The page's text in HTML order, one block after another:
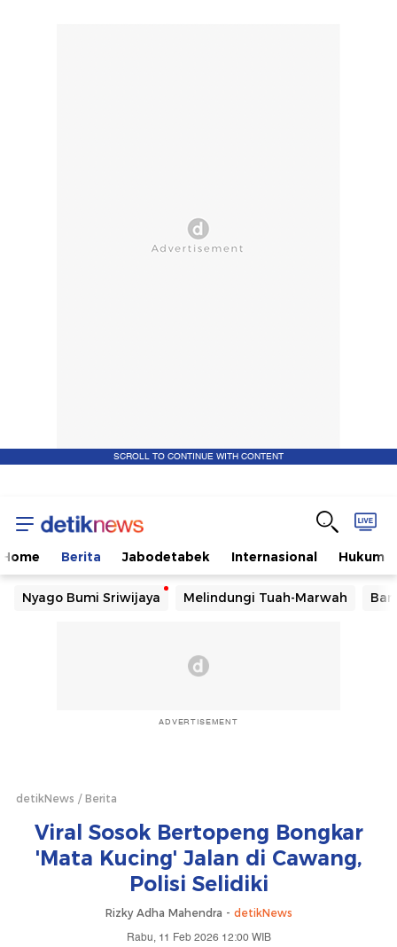
SCROLL TO CONTINUE WITH CONTENT
Home Berita Jabodetabek Internasional Hukum
Nyago Bumi Sriwijaya Melindungi Tuah-Marwah
ADVERTISEMENT
detikNews Berita
Viral Sosok Bertopeng Bongkar
'Mata Kucing' Jalan di Cawang,
Polisi Selidiki
Rizky Adha Mahendra - detikNews
Rabu, 11 Feb 2026 12:00 WIB